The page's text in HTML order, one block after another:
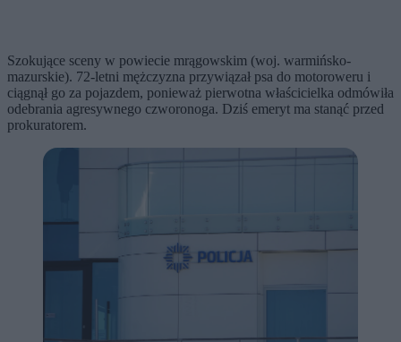
Szokujące sceny w powiecie mrągowskim (woj. warmińsko-
mazurskie). 72-letni mężczyzna przywiązał psa do motoroweru i
ciągnął go za pojazdem, ponieważ pierwotna właścicielka odmówiła
odebrania agresywnego czworonoga. Dziś emeryt ma stanąć przed
prokuratorem.